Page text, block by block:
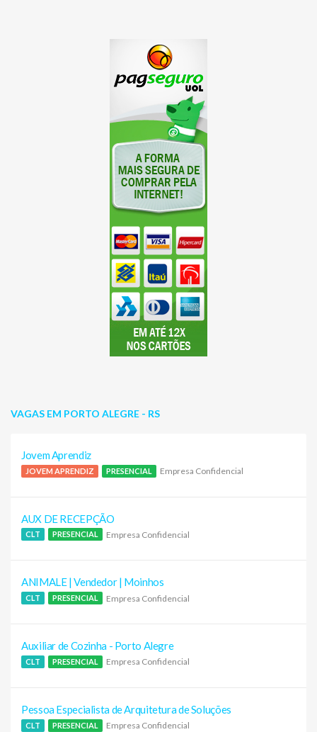
VAGAS EM PORTO ALEGRE - RS
Jovem Aprendiz
JOVEM APRENDIZ PRESENCIAL Empresa Confidencial
AUX DE RECEPÇÃO
CLT PRESENCIAL Empresa Confidencial
ANIMALE | Vendedor | Moinhos
CLT PRESENCIAL Empresa Confidencial
Auxiliar de Cozinha - Porto Alegre
CLT PRESENCIAL Empresa Confidencial
Pessoa Especialista de Arquitetura de Soluções
CLT PRESENCIAL Empresa Confidencial